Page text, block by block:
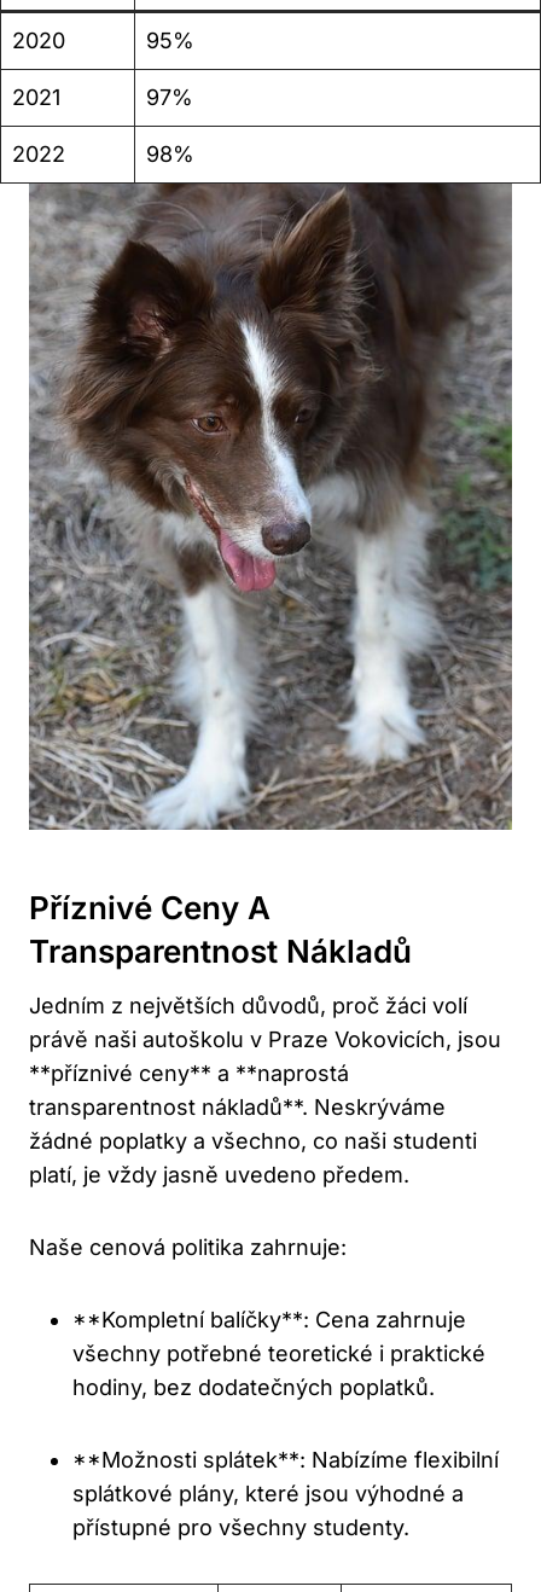
2020 95%
2021 97%
2022 98%
Příznivé Ceny A
Transparentnost Nákladů
Jedním z největších důvodů, proč žáci volí
právě naši autoškolu v Praze Vokovicích, jsou
**příznivé ceny** a **naprostá
transparentnost nákladů**. Neskrýváme
žádné poplatky a všechno, co naši studenti
platí, je vždy jasně uvedeno předem.
Naše cenová politika zahrnuje:
**Kompletní balíčky**: Cena zahrnuje
všechny potřebné teoretické i praktické
hodiny, bez dodatečných poplatků.
**Možnosti splátek**: Nabízíme flexibilní
splátkové plány, které jsou výhodné a
přístupné pro všechny studenty.